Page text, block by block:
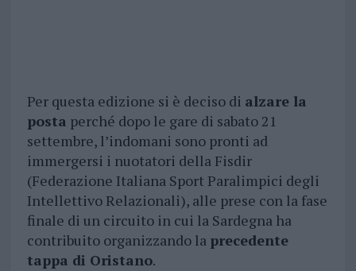
Per questa edizione si è deciso di alzare la
posta perché dopo le gare di sabato 21
settembre, l’indomani sono pronti ad
immergersi i nuotatori della Fisdir
(Federazione Italiana Sport Paralimpici degli
Intellettivo Relazionali), alle prese con la fase
finale di un circuito in cui la Sardegna ha
contribuito organizzando la precedente
tappa di Oristano.